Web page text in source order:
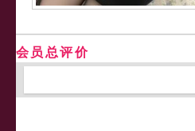
会员总评价